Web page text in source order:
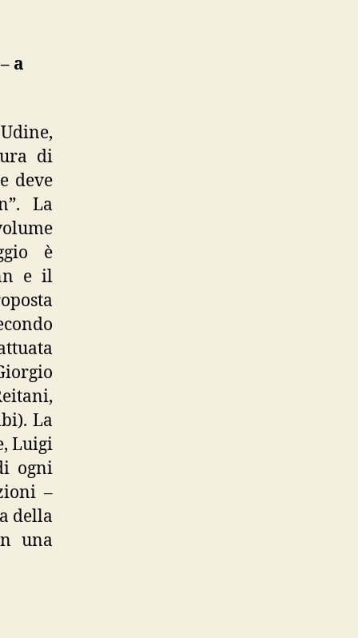
Bachmann.
a
di
deve
La
è
e il
La
Luigi
ogni
–
della
una